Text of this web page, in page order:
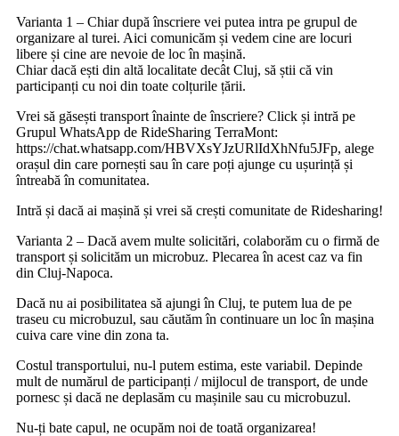
Varianta 1 – Chiar după înscriere vei putea intra pe grupul de
organizare al turei. Aici comunicăm și vedem cine are locuri
libere și cine are nevoie de loc în mașină.
Chiar dacă ești din altă localitate decât Cluj, să știi că vin
participanți cu noi din toate colțurile țării.
Vrei să găsești transport înainte de înscriere? Click și intră pe
Grupul WhatsApp de RideSharing TerraMont:
https://chat.whatsapp.com/HBVXsYJzURlIdXhNfu5JFp, alege
orașul din care pornești sau în care poți ajunge cu ușurință și
întreabă în comunitatea.
Intră și dacă ai mașină și vrei să crești comunitate de Ridesharing!
Varianta 2 – Dacă avem multe solicitări, colaborăm cu o firmă de
transport și solicităm un microbuz. Plecarea în acest caz va fin
din Cluj-Napoca.
Dacă nu ai posibilitatea să ajungi în Cluj, te putem lua de pe
traseu cu microbuzul, sau căutăm în continuare un loc în mașina
cuiva care vine din zona ta.
Costul transportului, nu-l putem estima, este variabil. Depinde
mult de numărul de participanți / mijlocul de transport, de unde
pornesc și dacă ne deplasăm cu mașinile sau cu microbuzul.
Nu-ți bate capul, ne ocupăm noi de toată organizarea!